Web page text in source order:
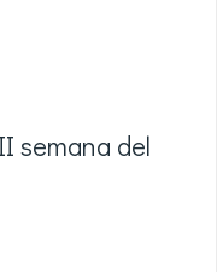
semana del